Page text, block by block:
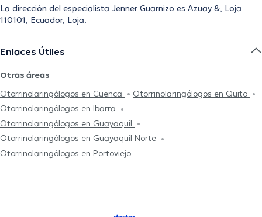
La dirección del especialista Jenner Guarnizo es Azuay &, Loja
110101, Ecuador, Loja.
Enlaces Útiles
Otras áreas
Otorrinolaringólogos en Cuenca
Otorrinolaringólogos en Quito
Otorrinolaringólogos en Ibarra
Otorrinolaringólogos en Guayaquil
Otorrinolaringólogos en Guayaquil Norte
Otorrinolaringólogos en Portoviejo